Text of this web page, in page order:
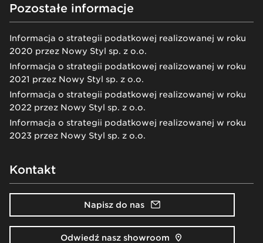
Pozostałe informacje
Informacja o strategii podatkowej realizowanej w roku
2020 przez Nowy Styl sp. z o.o.
Informacja o strategii podatkowej realizowanej w roku
2021 przez Nowy Styl sp. z o.o.
Informacja o strategii podatkowej realizowanej w roku
2022 przez Nowy Styl sp. z o.o.
Informacja o strategii podatkowej realizowanej w roku
2023 przez Nowy Styl sp. z o.o.
Kontakt
Napisz do nas
Odwiedź nasz showroom